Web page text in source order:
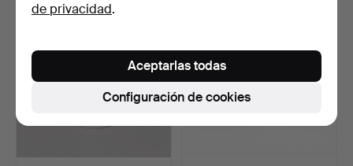
de privacidad.
Configuración de cookies
Aceptarlas todas